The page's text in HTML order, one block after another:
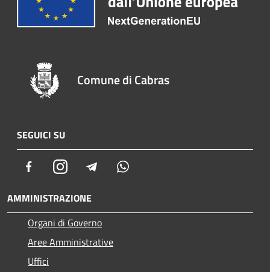
Comune di Cabras
SEGUICI SU
FacebookInstagram Telegram
AMMINISTRAZIONE
Organi di Governo
Aree Amministrative
Uffici